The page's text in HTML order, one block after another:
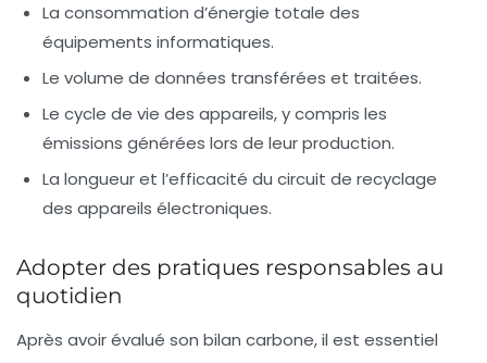
La consommation d’énergie totale des
équipements informatiques.
Le volume de données transférées et traitées.
Le cycle de vie des appareils, y compris les
émissions générées lors de leur production.
La longueur et l’efficacité du circuit de recyclage
des appareils électroniques.
Adopter des pratiques responsables au
quotidien
Après avoir évalué son bilan carbone, il est essentiel